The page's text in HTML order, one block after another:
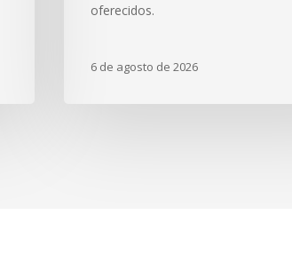
oferecidos.
6 de agosto de 2026